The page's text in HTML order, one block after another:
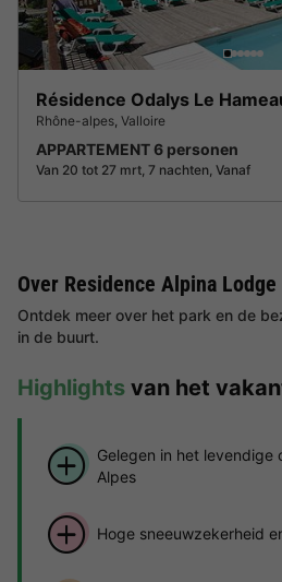
Rhône-alpes Valloire
APPARTEMENT 6 personen
Van 20 tot 27 mrt, 7 nachten, Vanaf
Over Residence Alpina Lodge
Ontdek meer over het park en de
in de buurt.
Highlights van het
Gelegen in het levendige
Alpes
Hoge sneeuwzekerheid